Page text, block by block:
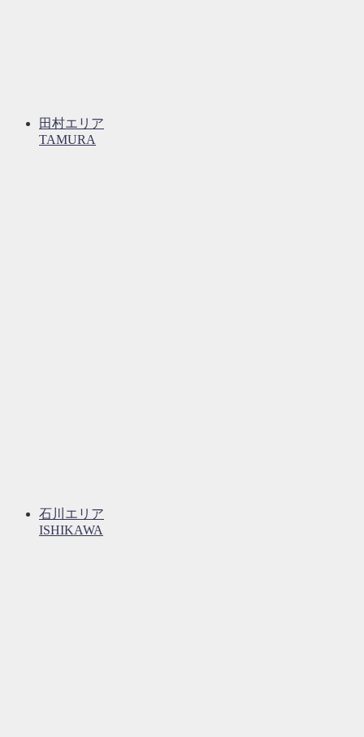
田村エリア
TAMURA
石川エリア
ISHIKAWA